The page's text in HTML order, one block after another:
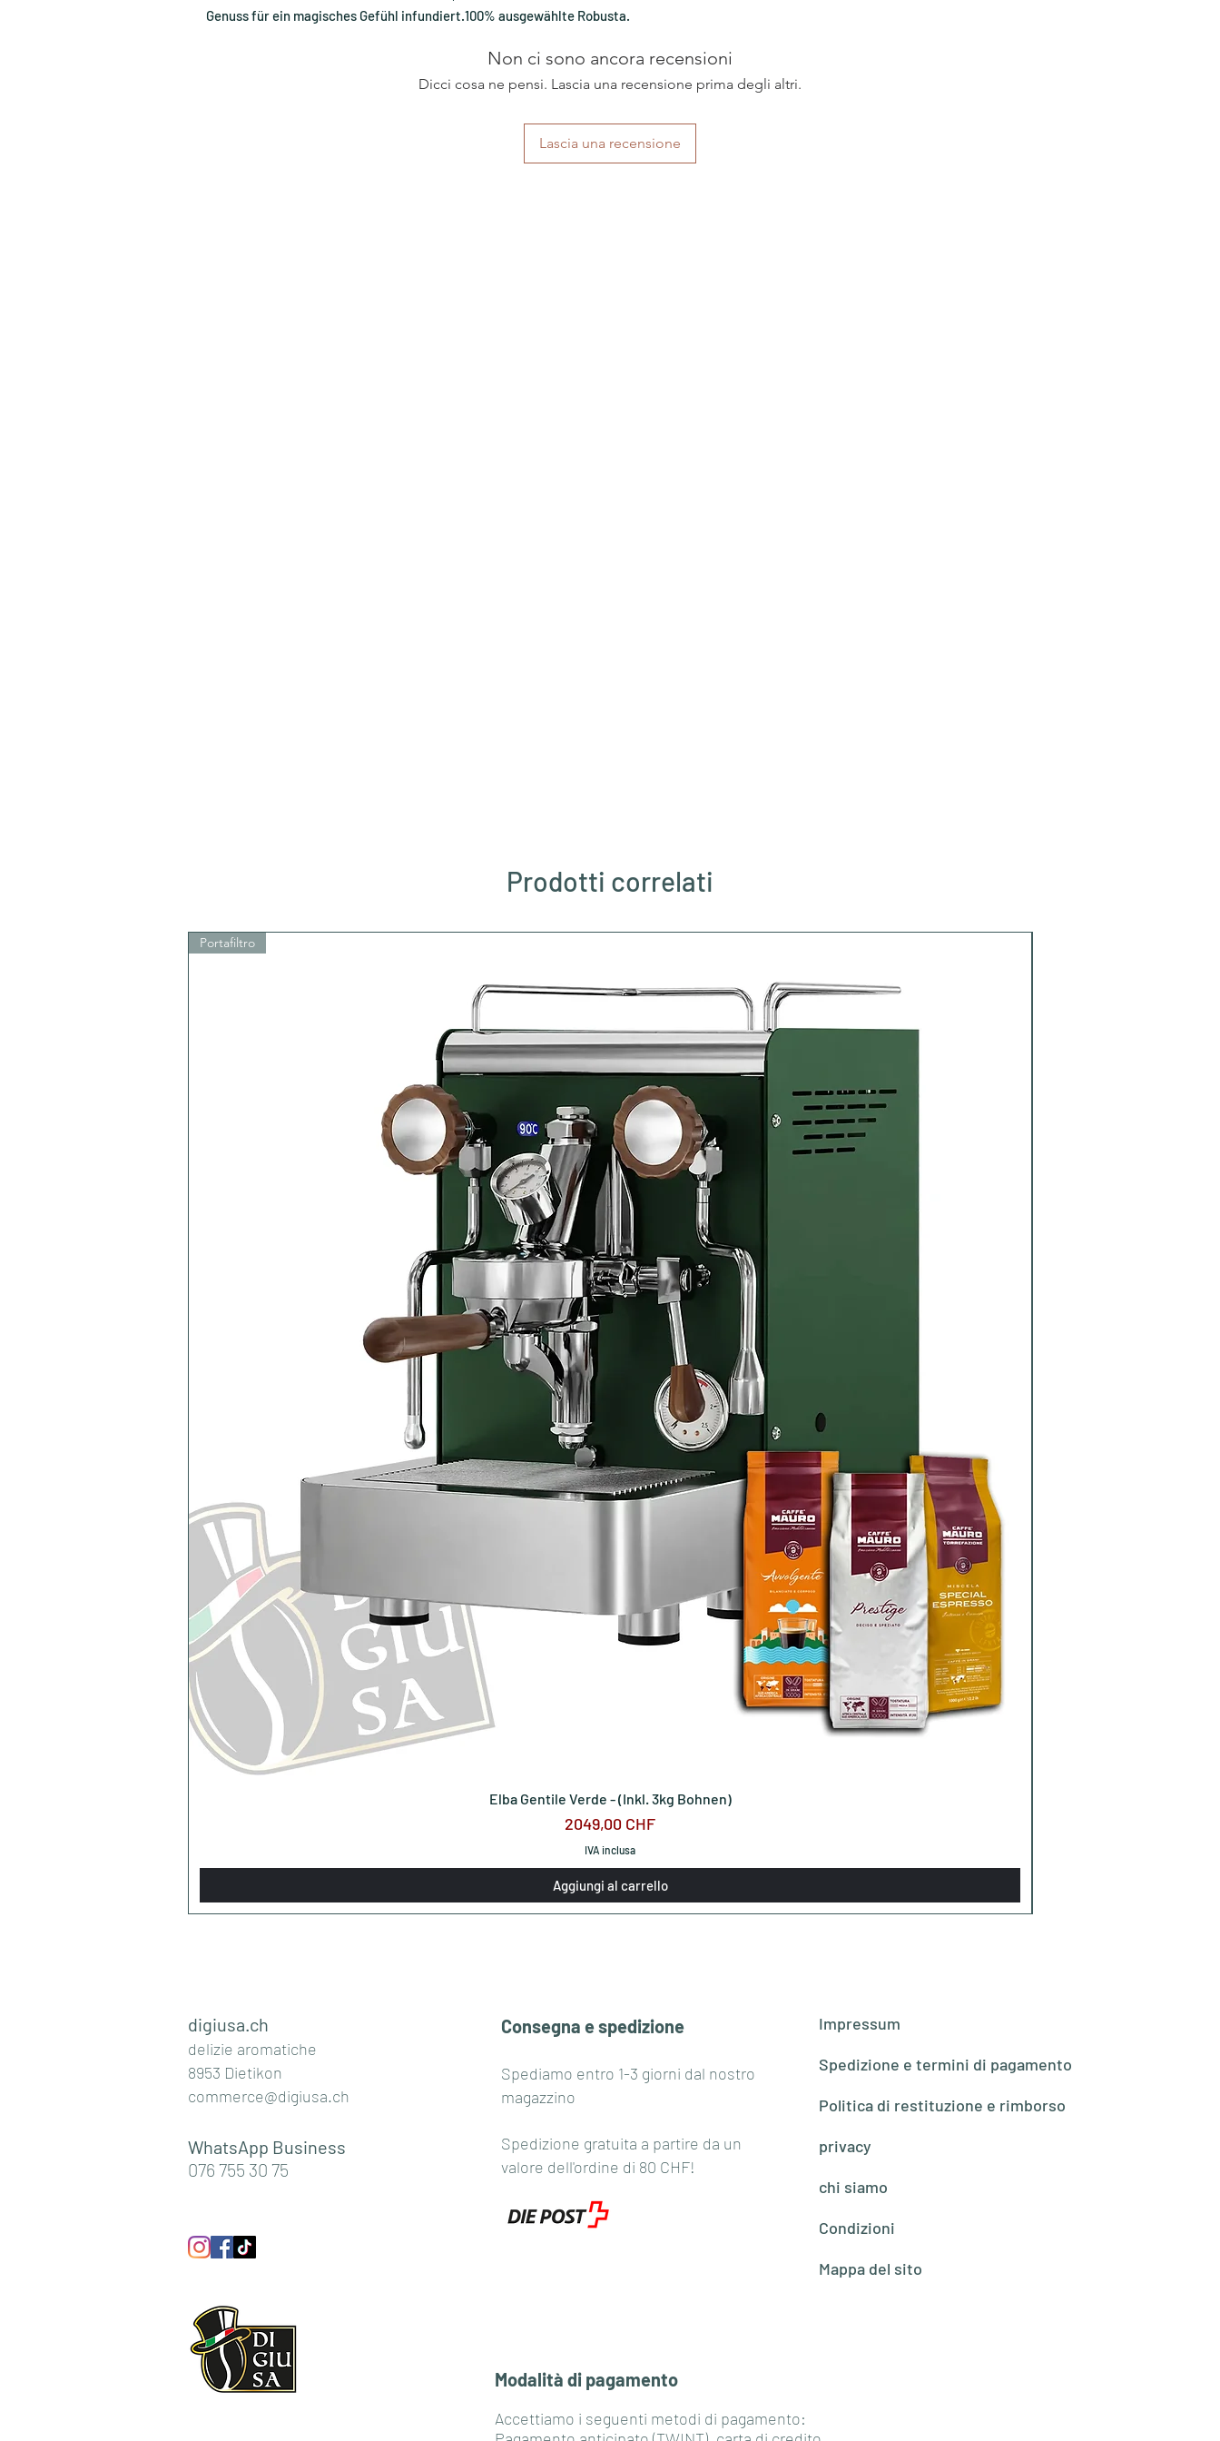
Genuss für ein magisches Gefühl infundiert.100% ausgewählte Robusta.
Non ci sono ancora recensioni
Dicci cosa ne pensi. Lascia una recensione prima degli altri.
Lascia una recensione
Prodotti correlati
Portafiltro
Elba Gentile Verde - (Inkl. 3kg Bohnen)
Prezzo
2049,00 CHF
IVA inclusa
Aggiungi al carrello
digiusa.ch
delizie aromatiche
8953 Dietikon
commerce@digiusa.ch
WhatsApp Business
076 755 30 75
Consegna e spedizione
Spediamo entro 1-3 giorni dal nostro
magazzino
Spedizione gratuita a partire da un
valore dell'ordine di 80 CHF!
Impressum
Spedizione e termini di pagamento
Politica di restituzione e rimborso
privacy
chi siamo
Condizioni
Mappa del sito
Modalità di pagamento
Accettiamo i seguenti metodi di pagamento: